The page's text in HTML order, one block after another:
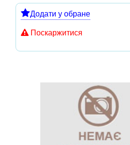
Додати у обране
Поскаржитися